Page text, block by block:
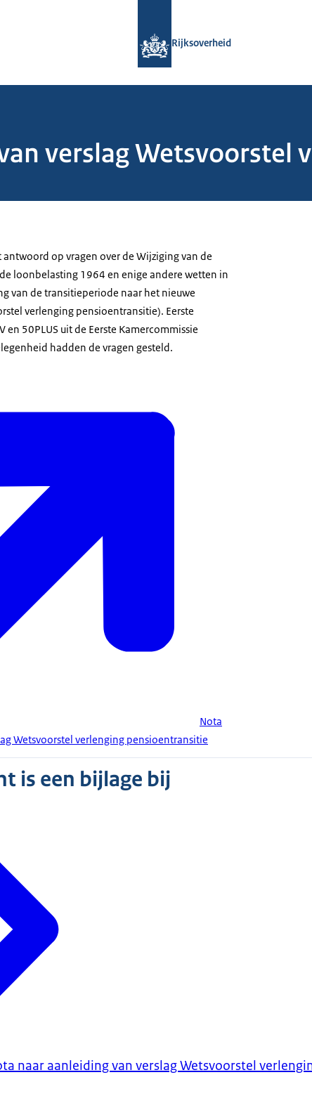
Rijksoverheid
verslag Wetsvoorstel
antwoord op vragen over de Wijziging van de
loonbelasting 1964 en enige andere wetten in
van de transitieperiode naar het nieuwe
verlenging pensioentransitie). Eerste
en 50PLUS uit de Eerste Kamercommissie
hadden de vragen gesteld.
Nota
Wetsvoorstel verlenging pensioentransitie
is een bijlage bij
naar aanleiding van verslag Wetsvoorstel